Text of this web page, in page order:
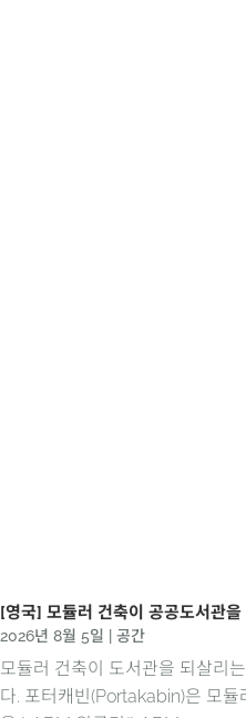
[영국] 모듈러 건축이 공공도서관을
2026년 8월 5일 공간
모듈러 건축이 도서관을 되살리
다. 포터캐빈(Portakabin)은 모